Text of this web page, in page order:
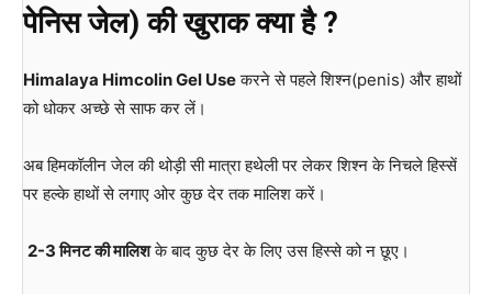
पेनिस जेल) की खुराक क्या है ?
Himalaya Himcolin Gel Useकरने से पहले शिश्न(penis) और हाथों
को धोकर अच्छे से साफ कर लें।
अब हिमकॉलीन जेल की थोड़ी सी मात्रा हथेली पर लेकर शिश्न के निचले हिस्सें
पर हल्के हाथों से लगाए ओर कुछ देर तक मालिश करें।
2-3 मिनट की मालिशके बाद कुछ देर के लिए उस हिस्से को न छूए।